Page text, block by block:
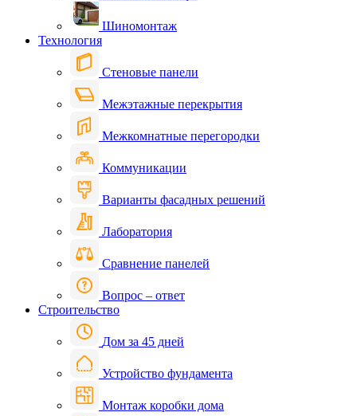
Шиномонтаж
Технология
Стеновые панели
Межэтажные перекрытия
Межкомнатные перегородки
Коммуникации
Варианты фасадных решений
Лаборатория
Сравнение панелей
Вопрос – ответ
Строительство
Дом за 45 дней
Устройство фундамента
Монтаж коробки дома